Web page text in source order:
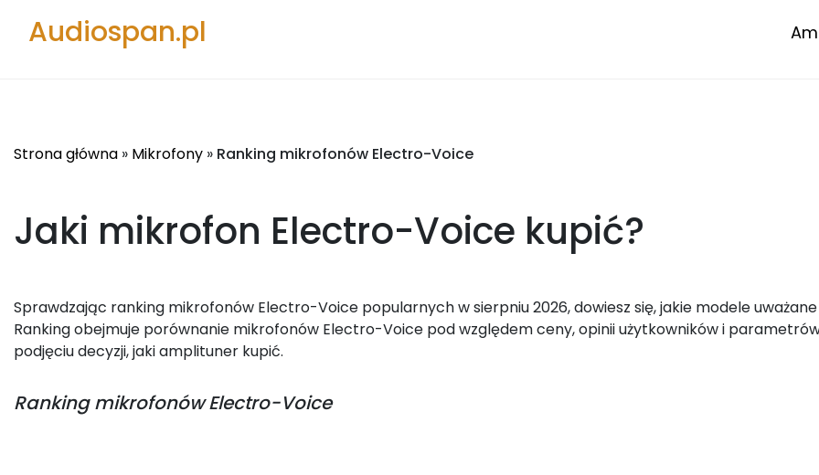
Audiospan.pl
Strona główna » Mikrofony » Ranking mikrofonów Electro-Voice
Jaki mikrofon Electro-Voice kupić?
Sprawdzając ranking mikrofonów Electro-Voice popularnych w sierpniu 2026, dowiesz się, jakie modele
Ranking obejmuje porównanie mikrofonów Electro-Voice pod względem ceny, opinii użytkowników i
podjęciu decyzji, jaki amplituner kupić.
Rankingmikrofonów Electro-Voice